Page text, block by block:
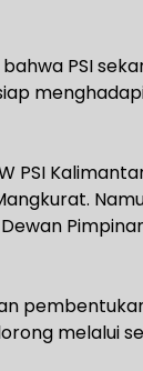
PSI
PSI
melalui